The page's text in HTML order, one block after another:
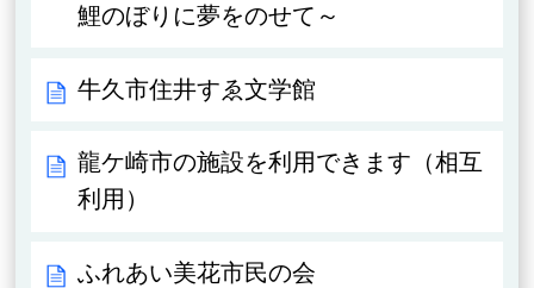
鯉のぼりに夢をのせて～
牛久市住井すゑ文学館
龍ケ崎市の施設を利用できます（相互
利用）
ふれあい美花市民の会